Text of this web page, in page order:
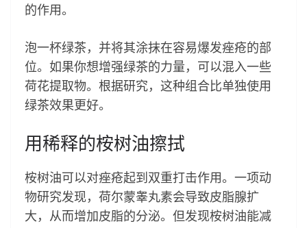
的作用。
泡一杯绿茶，并将其涂抹在容易爆发痤疮的部
位。如果你想增强绿茶的力量，可以混入一些
荷花提取物。根据研究，这种组合比单独使用
绿茶效果更好。
用稀释的桉树油擦拭
桉树油可以对痤疮起到双重打击作用。一项动
物研究发现，荷尔蒙睾丸素会导致皮脂腺扩
大，从而增加皮脂的分泌。但发现桉树油能减